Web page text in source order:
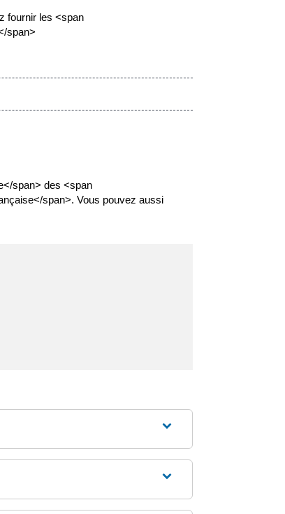
fournir les <span
span>
span> des <span
span>. Vous pouvez aussi